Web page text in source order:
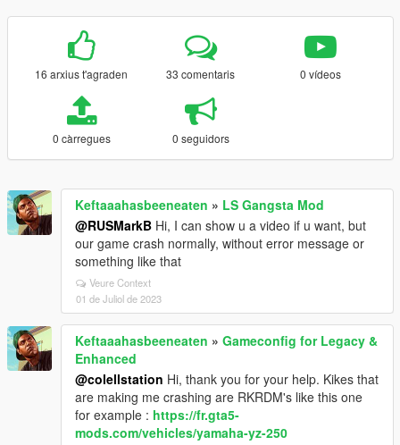
16 arxius t'agraden 33 comentaris 0 vídeos
0 càrregues 0 seguidors
Keftaaahasbeeneaten » LS Gangsta Mod
@RUSMarkB Hi, I can show u a video if u want, but
our game crash normally, without error message or
something like that
Veure Context
01 de Juliol de 2023
Keftaaahasbeeneaten » Gameconfig for Legacy &
Enhanced
@colellstation Hi, thank you for your help. Kikes that
are making me crashing are RKRDM's like this one
for example : https://fr.gta5-
mods.com/vehicles/yamaha-yz-250